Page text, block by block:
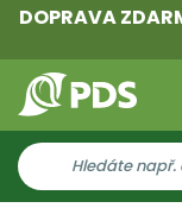
DOPRAVA